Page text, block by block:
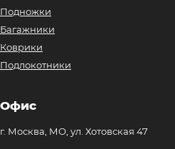
Подножки
Багажники
Коврики
Подлокотники
Офис
г. Москва, МО, ул. Хотовская 47